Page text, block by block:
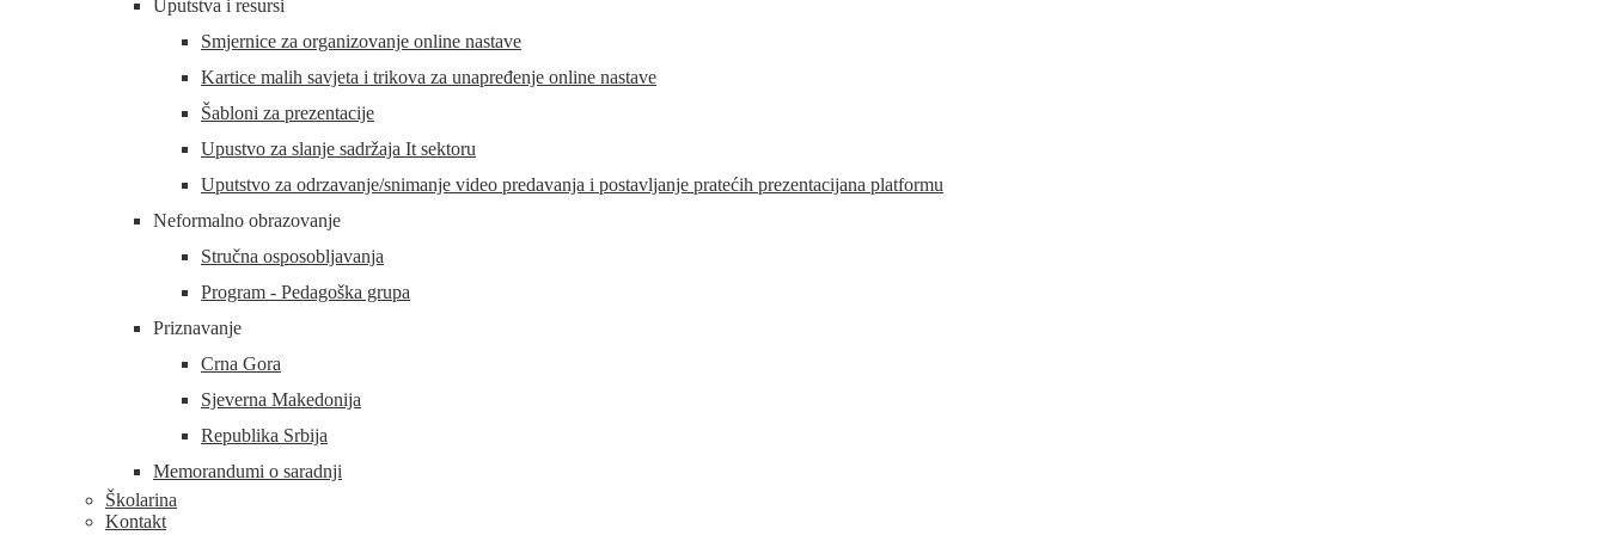
Uputstva i resursi
Smjernice za organizovanje online nastave
Kartice malih savjeta i trikova za unapređenje online nastave
Šabloni za prezentacije
Upustvo za slanje sadržaja It sektoru
Uputstvo za odrzavanje/snimanje video predavanja i postavljanje pratećih prezentacijana platformu
Neformalno obrazovanje
Stručna osposobljavanja
Program - Pedagoška grupa
Priznavanje
Crna Gora
Sjeverna Makedonija
Republika Srbija
Memorandumi o saradnji
Školarina
Kontakt